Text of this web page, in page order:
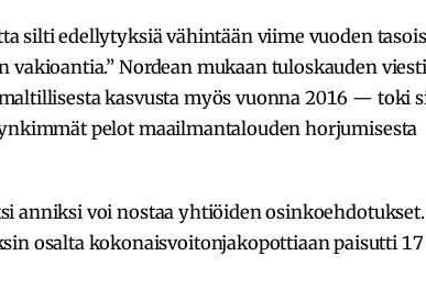
silti edellytyksiä vähintään viime vuoden
Nordean mukaan tuloskauden
kasvusta myös vuonna 2016 — toki
pelot maailmantalouden horjumisesta
anniksi voi nostaa yhtiöiden osinkoehdotukset.
osalta kokonaisvoitonjakopottiaan paisutti 17